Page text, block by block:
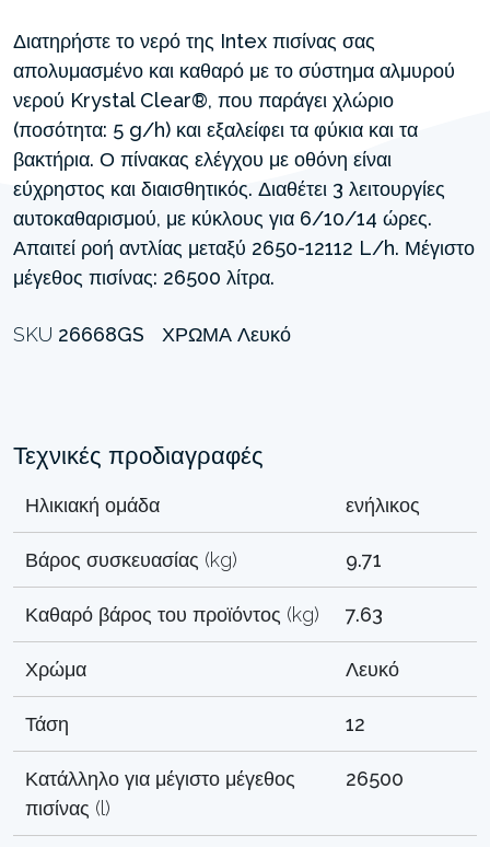
Διατηρήστε το νερό της Intex πισίνας σας
απολυμασμένο και καθαρό με το σύστημα αλμυρού
νερού Krystal Clear®, που παράγει χλώριο
(ποσότητα: 5 g/h) και εξαλείφει τα φύκια και τα
βακτήρια. Ο πίνακας ελέγχου με οθόνη είναι
εύχρηστος και διαισθητικός. Διαθέτει 3 λειτουργίες
αυτοκαθαρισμού, με κύκλους για 6/10/14 ώρες.
Απαιτεί ροή αντλίας μεταξύ 2650-12112 L/h. Μέγιστο
μέγεθος πισίνας: 26500 λίτρα.
SKU 26668GS ΧΡΏΜΑ Λευκό
Τεχνικές προδιαγραφές
Ηλικιακή ομάδα ενήλικος
Βάρος συσκευασίας (kg) 9.71
Καθαρό βάρος του προϊόντος (kg) 7.63
Χρώμα Λευκό
Τάση 12
Κατάλληλο για μέγιστο μέγεθος
πισίνας (l)
26500